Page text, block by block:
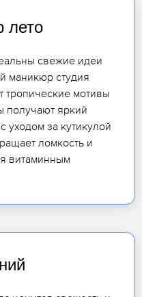
лето
свежие идеи
маникюр студия
тропические мотивы
получают яркий
уходом за кутикулой
ломкость и
витаминным